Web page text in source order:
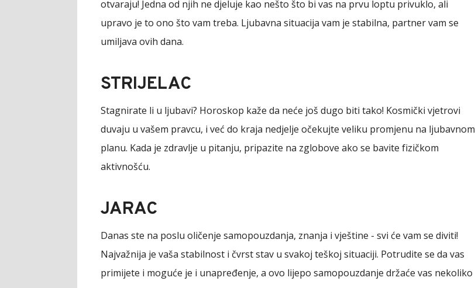
otvaraju! Jedna od njih ne djeluje kao nešto što bi vas na prvu loptu privuklo, ali
upravo je to ono što vam treba. Ljubavna situacija vam je stabilna, partner vam se
umiljava ovih dana.
STRIJELAC
Stagnirate li u ljubavi? Horoskop kaže da neće još dugo biti tako! Kosmički vjetrovi
duvaju u vašem pravcu, i već do kraja nedjelje očekujte veliku promjenu na ljubavnom
planu. Kada je zdravlje u pitanju, pripazite na zglobove ako se bavite fizičkom
aktivnošću.
JARAC
Danas ste na poslu oličenje samopouzdanja, znanja i vještine - svi će vam se diviti!
Najvažnija je vaša stabilnost i čvrst stav u svakoj teškoj situaciji. Potrudite se da vas
primijete i moguće je i unapređenje, a ovo lijepo samopouzdanje držaće vas nekoliko